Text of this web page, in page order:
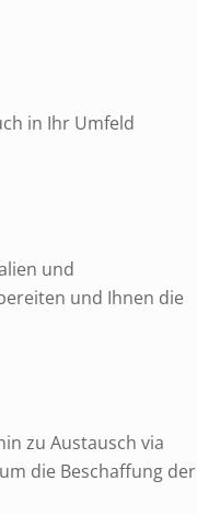
in Ihr Umfeld
und
und Ihnen die
zu Austausch via
die Beschaffung der